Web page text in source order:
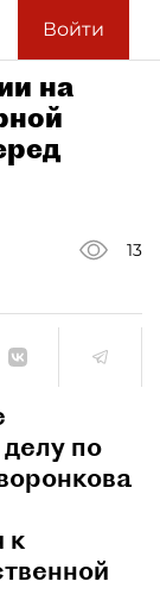
Войти
на
13
по
к